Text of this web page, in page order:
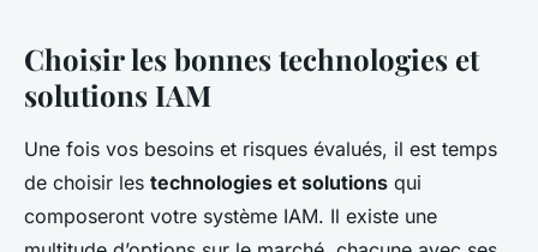
Choisir les bonnes technologies et
solutions IAM
Une fois vos besoins et risques évalués, il est temps
de choisir les technologies et solutions qui
composeront votre système IAM. Il existe une